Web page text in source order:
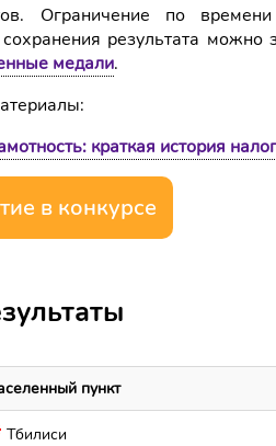
Ограничение по
результата можно
медали.
краткая история
в конкурсе
пункт
Тбилиси